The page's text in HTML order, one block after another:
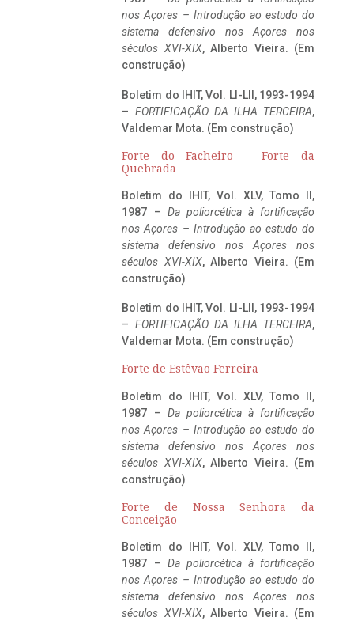
nos Açores – Introdução ao estudo do
sistema defensivo nos Açores nos
séculos XVI-XIX, Alberto Vieira. (Em
construção)
Boletim do IHIT, Vol. LI-LII, 1993-1994
– FORTIFICAÇÃO DA ILHA TERCEIRA,
Valdemar Mota. (Em construção)
Forte do Facheiro – Forte da
Quebrada
Boletim do IHIT, Vol. XLV, Tomo II,
1987 – Da poliorcética à fortificação
nos Açores – Introdução ao estudo do
sistema defensivo nos Açores nos
séculos XVI-XIX, Alberto Vieira. (Em
construção)
Boletim do IHIT, Vol. LI-LII, 1993-1994
– FORTIFICAÇÃO DA ILHA TERCEIRA,
Valdemar Mota. (Em construção)
Forte de Estêvão Ferreira
Boletim do IHIT, Vol. XLV, Tomo II,
1987 – Da poliorcética à fortificação
nos Açores – Introdução ao estudo do
sistema defensivo nos Açores nos
séculos XVI-XIX, Alberto Vieira. (Em
construção)
Forte de Nossa Senhora da
Conceição
Boletim do IHIT, Vol. XLV, Tomo II,
1987 – Da poliorcética à fortificação
nos Açores – Introdução ao estudo do
sistema defensivo nos Açores nos
séculos XVI-XIX, Alberto Vieira. (Em